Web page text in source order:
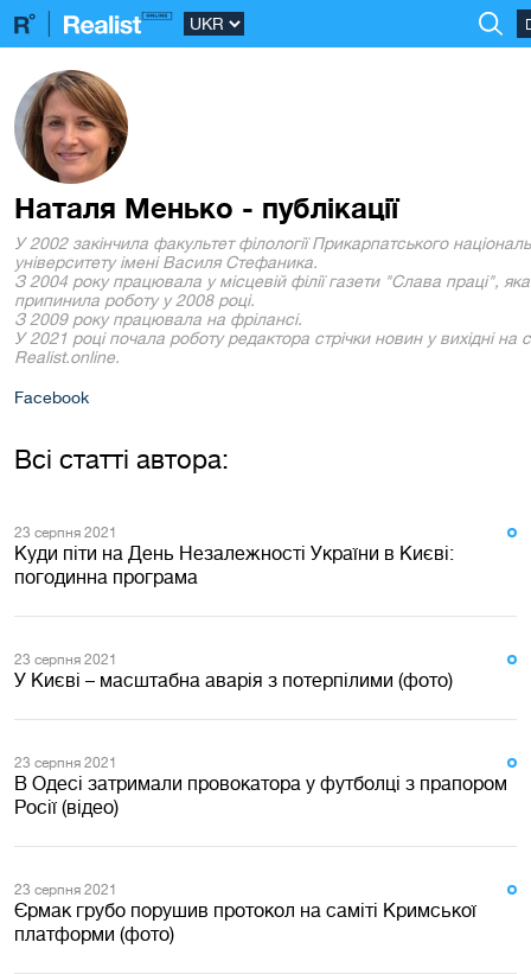
Наталя Менько - публікації
У 2002 закінчила факультет філології Прикарпатського
університету імені Василя Стефаника.
З 2004 року працювала у місцевій філії газети "Слава праці", яка
припинила роботу у 2008 році.
З 2009 року працювала на фрілансі.
У 2021 році почала роботу редактора стрічки новин у вихідні на
Realist.online.
Facebook
Всі статті автора:
23 серпня 2021
Куди піти на День Незалежності України в Києві:
погодинна програма
23 серпня 2021
У Києві – масштабна аварія з потерпілими (фото)
23 серпня 2021
В Одесі затримали провокатора у футболці з прапором
Росії (відео)
23 серпня 2021
Єрмак грубо порушив протокол на саміті Кримської
платформи (фото)